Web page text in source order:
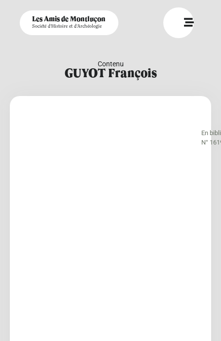
Les Amis de Montluçon
Société d'Histoire et d'Archéologie
Contenu
GUYOT François
En
N°